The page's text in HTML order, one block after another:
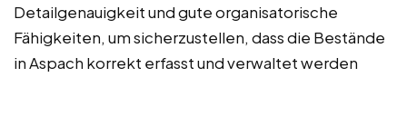
Detailgenauigkeit und gute organisatorische
Fähigkeiten, um sicherzustellen, dass die Bestände
in Aspach korrekt erfasst und verwaltet werden